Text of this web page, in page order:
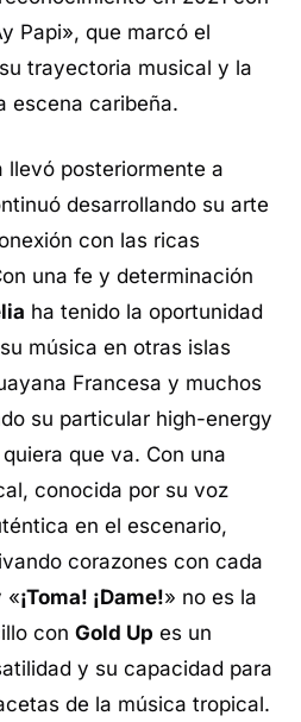
Papi», que marcó el
trayectoria musical y la
escena caribeña.
llevó posteriormente a
desarrollando su arte
con las ricas
una fe y determinación
ha tenido la oportunidad
música en otras islas
Francesa y muchos
su particular high-energy
que va. Con una
conocida por su voz
en el escenario,
corazones con cada
«¡Toma! ¡Dame!» no es la
con Gold Up es un
y su capacidad para
de la música tropical.